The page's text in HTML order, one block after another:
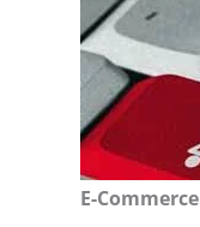
E-Commerce